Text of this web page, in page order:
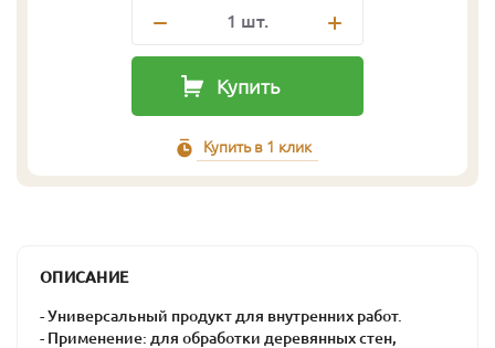
1 шт.
Купить
Купить в 1 клик
ОПИСАНИЕ
- Универсальный продукт для внутренних работ.
- Применение: для обработки деревянных стен,